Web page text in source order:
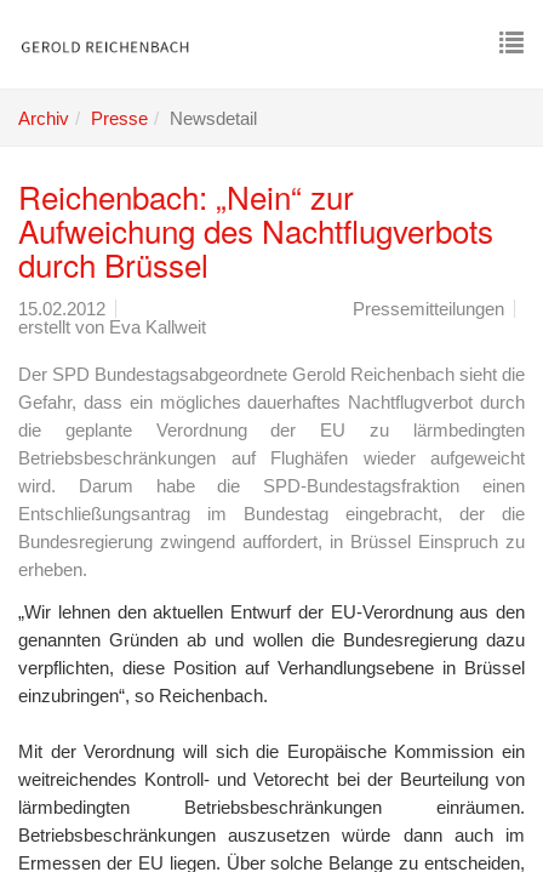
Archiv Presse Newsdetail
Reichenbach: „Nein“ zur
Aufweichung des Nachtflugverbots
durch Brüssel
15.02.2012
Pressemitteilungen
erstellt von Eva Kallweit
Der SPD Bundestagsabgeordnete Gerold Reichenbach sieht die
Gefahr, dass ein mögliches dauerhaftes Nachtflugverbot durch
die geplante Verordnung der EU zu lärmbedingten
Betriebsbeschränkungen auf Flughäfen wieder aufgeweicht
wird. Darum habe die SPD-Bundestagsfraktion einen
Entschließungsantrag im Bundestag eingebracht, der die
Bundesregierung zwingend auffordert, in Brüssel Einspruch zu
erheben.
„Wir lehnen den aktuellen Entwurf der EU-Verordnung aus den
genannten Gründen ab und wollen die Bundesregierung dazu
verpflichten, diese Position auf Verhandlungsebene in Brüssel
einzubringen“, so Reichenbach.
Mit der Verordnung will sich die Europäische Kommission ein
weitreichendes Kontroll- und Vetorecht bei der Beurteilung von
lärmbedingten Betriebsbeschränkungen einräumen.
Betriebsbeschränkungen auszusetzen würde dann auch im
Ermessen der EU liegen. Über solche Belange zu entscheiden,